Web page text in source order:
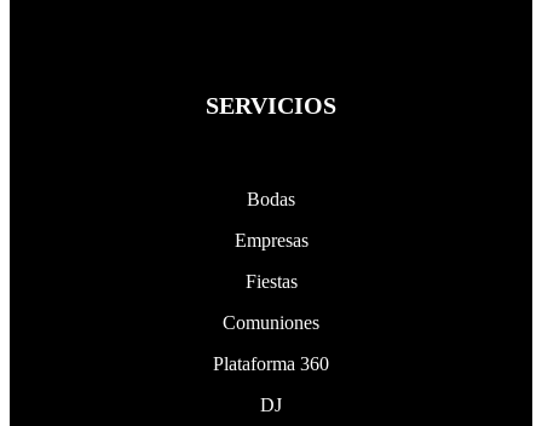
SERVICIOS
Bodas
Empresas
Fiestas
Comuniones
Plataforma 360
DJ